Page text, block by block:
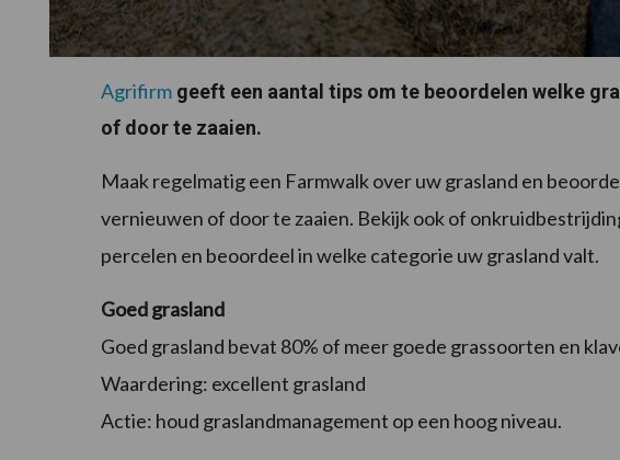
Agrifirm geeft een aantal tips om te beoordelen welke
of door te zaaien.
Maak regelmatig een Farmwalk over uw grasland en
vernieuwen of door te zaaien. Bekijk ook of
percelen en beoordeel in welke categorie uw grasland valt.
Goed grasland
Goed grasland bevat 80% of meer goede grassoorten en
Waardering: excellent grasland
Actie: houd graslandmanagement op een hoog niveau.